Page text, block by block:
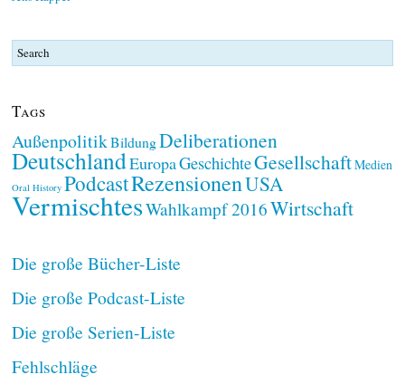
Tags
AußenpolitikBildungDeliberationen
DeutschlandEuropaGeschichteGesellschaftMedien
Oral History PodcastRezensionenUSA
VermischtesWahlkampf 2016Wirtschaft
Die große Bücher-Liste
Die große Podcast-Liste
Die große Serien-Liste
Fehlschläge